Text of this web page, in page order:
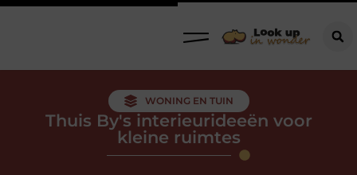
WONING EN TUIN
Thuis By's interieurideeën voor
kleine ruimtes